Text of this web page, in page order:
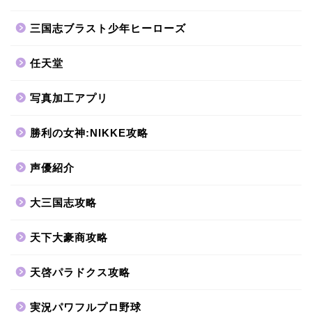
三国志ブラスト少年ヒーローズ
任天堂
写真加工アプリ
勝利の女神:NIKKE攻略
声優紹介
大三国志攻略
天下大豪商攻略
天啓パラドクス攻略
実況パワフルプロ野球